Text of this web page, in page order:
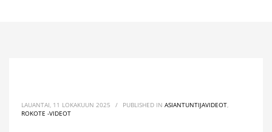
LAUANTAI, 11 LOKAKUUN 2025 / PUBLISHED IN ASIANTUNTIJAVIDEOT
ROKOTE -VIDEOT